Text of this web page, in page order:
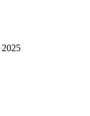
2025